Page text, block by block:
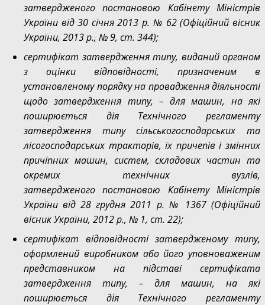
затвердженого постановою Кабінету Міністрів
України від 30 січня 2013 р. № 62 (Офіційний вісник
України, 2013 р., № 9, ст. 344);
сертифікат затвердження типу, виданий органом
з оцінки відповідності, призначеним в
установленому порядку на провадження діяльності
щодо затвердження типу, – для машин, на які
поширюється дія Технічного регламенту
затвердження типу сільськогосподарських та
лісогосподарських тракторів, їх причепів і змінних
причіпних машин, систем, складових частин та
окремих технічних вузлів,
затвердженого постановою Кабінету Міністрів
України від 28 грудня 2011 р. № 1367 (Офіційний
вісник України, 2012 р., № 1, ст. 22);
сертифікат відповідності затвердженому типу,
оформлений виробником або його уповноваженим
представником на підставі сертифіката
затвердження типу, – для машин, на які
поширюється дія Технічного регламенту